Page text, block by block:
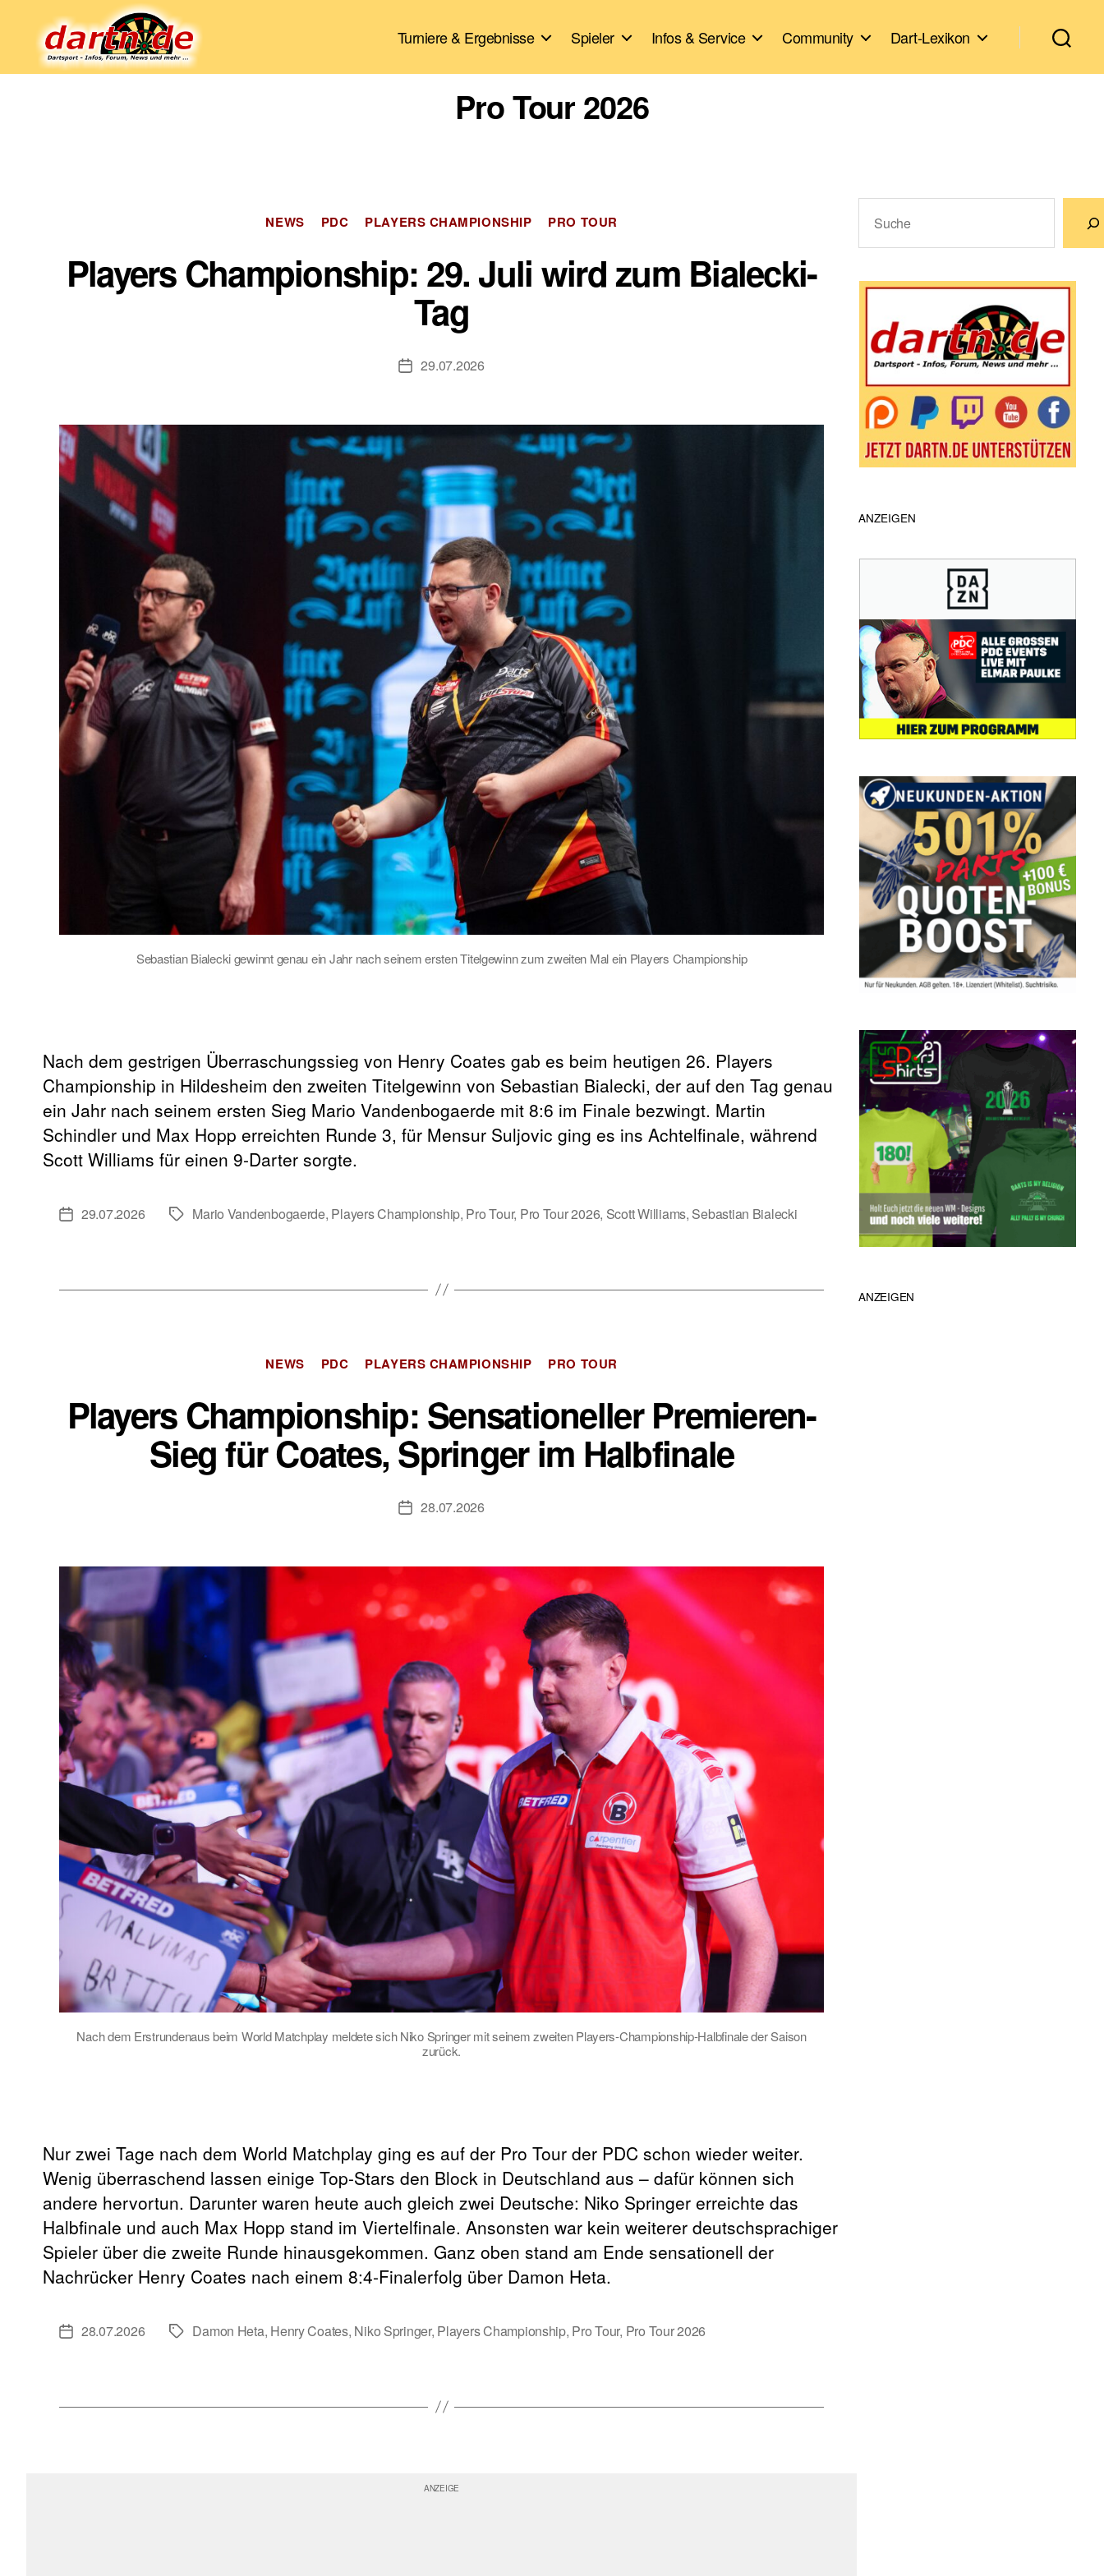
Turniere & Ergebnisse Spieler Infos & Service Community Dart-Lexikon
Pro Tour 2026
Kategorien
NEWS PDC PLAYERS CHAMPIONSHIP PRO TOUR
Players Championship: 29. Juli wird zum Bialecki-
Tag
Veröffentlichungsdatum
29.07.2026
Sebastian Bialecki gewinnt genau ein Jahr nach seinem ersten Titelgewinn zum zweiten Mal ein Players Championship
Nach dem gestrigen Überraschungssieg von Henry Coates gab es beim heutigen 26. Players
Championship in Hildesheim den zweiten Titelgewinn von Sebastian Bialecki, der auf den Tag genau
ein Jahr nach seinem ersten Sieg Mario Vandenbogaerde mit 8:6 im Finale bezwingt. Martin
Schindler und Max Hopp erreichten Runde 3, für Mensur Suljovic ging es ins Achtelfinale, während
Scott Williams für einen 9-Darter sorgte.
Veröffentlichungsdatum
29.07.2026 Schlagwörter
Mario Vandenbogaerde, Players Championship, Pro Tour, Pro Tour 2026, Scott Williams, Sebastian Bialecki
Kategorien
NEWS PDC PLAYERS CHAMPIONSHIP PRO TOUR
Players Championship: Sensationeller Premieren-
Sieg für Coates, Springer im Halbfinale
Veröffentlichungsdatum
28.07.2026
Nach dem Erstrundenaus beim World Matchplay meldete sich Niko Springer mit seinem zweiten Players-Championship-Halbfinale der Saison
zurück.
Nur zwei Tage nach dem World Matchplay ging es auf der Pro Tour der PDC schon wieder weiter.
Wenig überraschend lassen einige Top-Stars den Block in Deutschland aus – dafür können sich
andere hervortun. Darunter waren heute auch gleich zwei Deutsche: Niko Springer erreichte das
Halbfinale und auch Max Hopp stand im Viertelfinale. Ansonsten war kein weiterer deutschsprachiger
Spieler über die zweite Runde hinausgekommen. Ganz oben stand am Ende sensationell der
Nachrücker Henry Coates nach einem 8:4-Finalerfolg über Damon Heta.
Veröffentlichungsdatum
28.07.2026 Schlagwörter
Damon Heta, Henry Coates, Niko Springer, Players Championship, Pro Tour, Pro Tour 2026
ANZEIGEN
ANZEIGEN